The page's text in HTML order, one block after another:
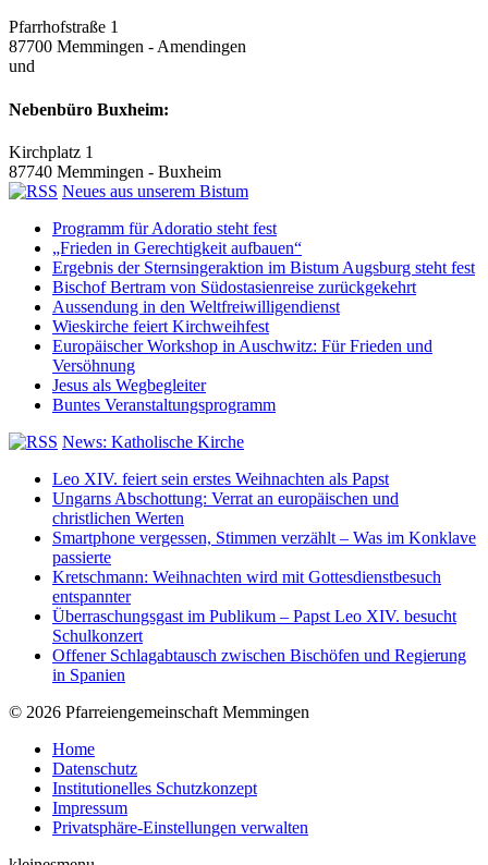
Pfarrhofstraße 1
87700 Memmingen - Amendingen
und
Nebenbüro Buxheim:
Kirchplatz 1
87740 Memmingen - Buxheim
Neues aus unserem Bistum
Programm für Adoratio steht fest
„Frieden in Gerechtigkeit aufbauen“
Ergebnis der Sternsingeraktion im Bistum Augsburg steht fest
Bischof Bertram von Südostasienreise zurückgekehrt
Aussendung in den Weltfreiwilligendienst
Wieskirche feiert Kirchweihfest
Europäischer Workshop in Auschwitz: Für Frieden und
Versöhnung
Jesus als Wegbegleiter
Buntes Veranstaltungsprogramm
News: Katholische Kirche
Leo XIV. feiert sein erstes Weihnachten als Papst
Ungarns Abschottung: Verrat an europäischen und
christlichen Werten
Smartphone vergessen, Stimmen verzählt – Was im Konklave
passierte
Kretschmann: Weihnachten wird mit Gottesdienstbesuch
entspannter
Überraschungsgast im Publikum – Papst Leo XIV. besucht
Schulkonzert
Offener Schlagabtausch zwischen Bischöfen und Regierung
in Spanien
© 2026 Pfarreiengemeinschaft Memmingen
Home
Datenschutz
Institutionelles Schutzkonzept
Impressum
Privatsphäre-Einstellungen verwalten